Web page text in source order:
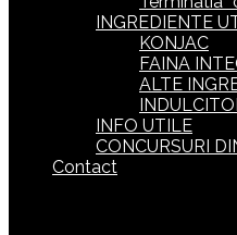
INGREDIENTE
KONJAC
FAINA
ALTE
INFO UTILE
CONCURSURI
Contact